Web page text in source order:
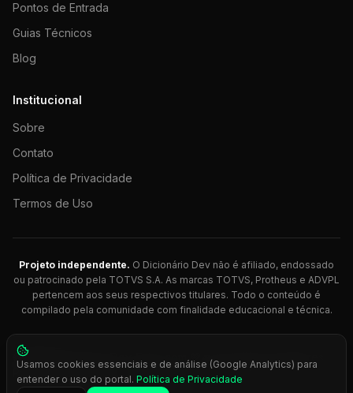
Pontos de Entrada
Guias Técnicos
Blog
Institucional
Sobre
Contato
Política de Privacidade
Termos de Uso
Projeto independente. O Dicionário Dev não é afiliado, endossado
ou patrocinado pela TOTVS S.A. As marcas TOTVS, Protheus e ADVPL
pertencem aos seus respectivos titulares. Todo o conteúdo é
compilado pela comunidade com finalidade educacional e técnica.
© 2026 Dicionário Dev. Feito com 💚 para desenvolvedores
Protheus.
Press Ctrl+K
Usamos cookies essenciais e de análise (Google Analytics) para
entender o uso do portal. Política de Privacidade